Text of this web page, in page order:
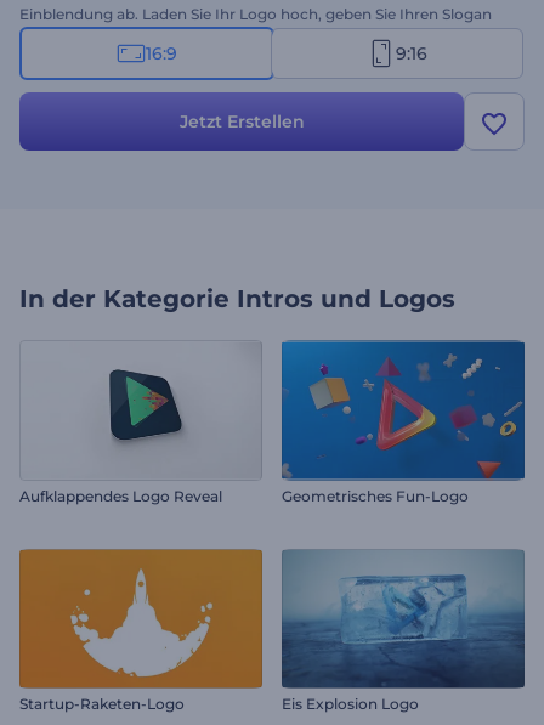
Einblendung ab. Laden Sie Ihr Logo hoch, geben Sie Ihren Slogan
ein und wählen Sie Hintergrundmusik für eine einzigartige Logo-
Präsentation mit sanften Übergängen und filmreifer Beleuchtung.
und Inhalte zum Thema gesunder Lebensstil. Jetzt ausprobieren!
16:9 9:16
Jetzt Erstellen
In der Kategorie Intros und Logos
Aufklappendes Logo Reveal Geometrisches Fun-Logo
Startup-Raketen-Logo Eis Explosion Logo